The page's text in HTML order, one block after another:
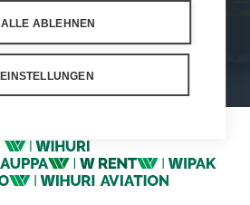
Privacy Policy
ALLE ABLEHNEN
EINSTELLUNGEN